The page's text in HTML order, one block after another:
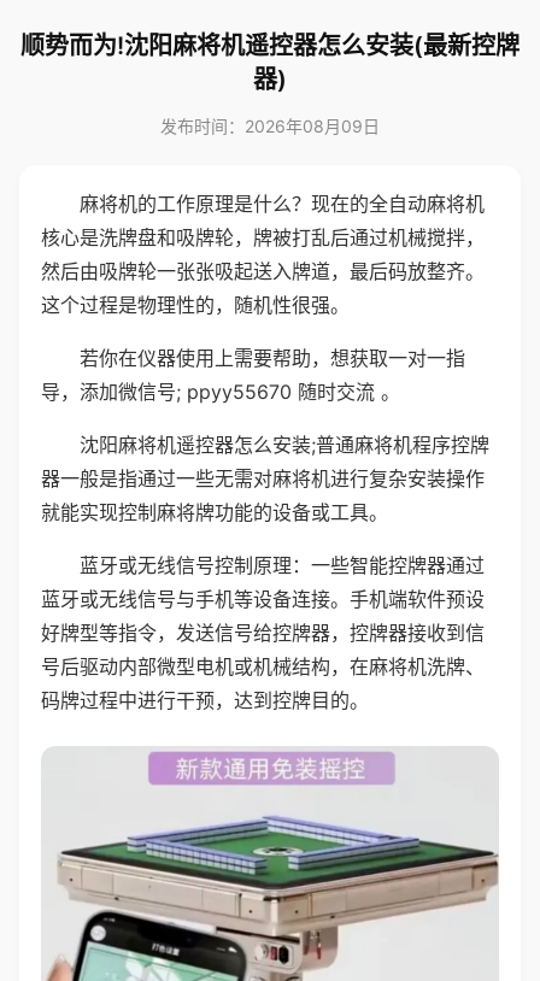
顺势而为!沈阳麻将机遥控器怎么安装(最新控牌
器)
发布时间：2026年08月09日
麻将机的工作原理是什么？现在的全自动麻将机
核心是洗牌盘和吸牌轮，牌被打乱后通过机械搅拌，
然后由吸牌轮一张张吸起送入牌道，最后码放整齐。
这个过程是物理性的，随机性很强。
若你在仪器使用上需要帮助，想获取一对一指
导，添加微信号; ppyy55670 随时交流 。
沈阳麻将机遥控器怎么安装;普通麻将机程序控牌
器一般是指通过一些无需对麻将机进行复杂安装操作
就能实现控制麻将牌功能的设备或工具。
蓝牙或无线信号控制原理：一些智能控牌器通过
蓝牙或无线信号与手机等设备连接。手机端软件预设
好牌型等指令，发送信号给控牌器，控牌器接收到信
号后驱动内部微型电机或机械结构，在麻将机洗牌、
码牌过程中进行干预，达到控牌目的。